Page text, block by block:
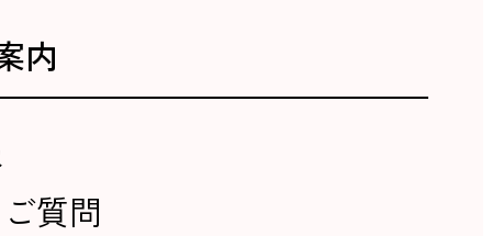
内
質問